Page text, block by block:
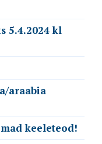
5.4.2024 kl
araabia
keeleteod!